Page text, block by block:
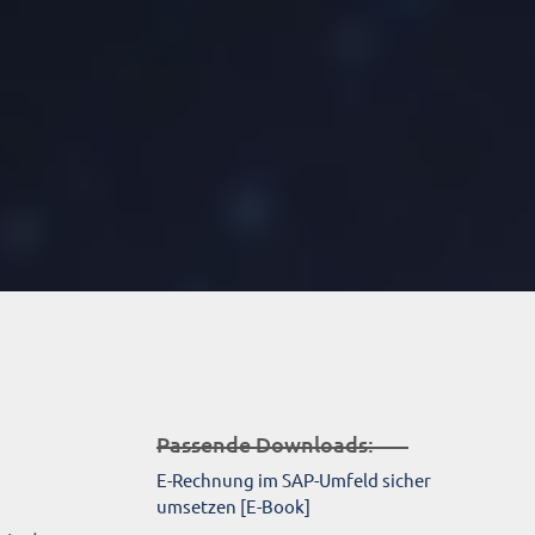
Passende Downloads:
E-Rechnung im SAP-Umfeld sicher
umsetzen [E-Book]